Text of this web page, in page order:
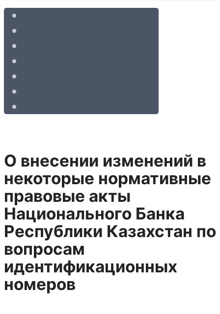
О внесении изменений в
некоторые нормативные
правовые акты
Национального Банка
Республики Казахстан по
вопросам
идентификационных
номеров